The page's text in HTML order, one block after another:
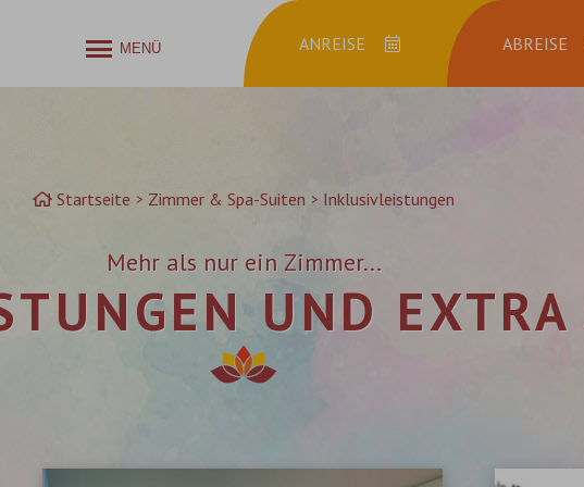
MENÜ Anreise
Startseite Zimmer & Spa-Suiten Inklusivleistungen
Mehr als nur ein Zimmer...
UND EXTRA